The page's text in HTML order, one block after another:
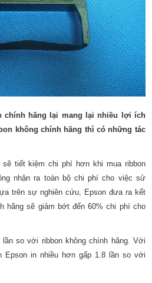
chính hãng lại mang lại nhiều lợi ích
không chính hãng thì có những tác
sẽ tiết kiệm chi phí hơn khi mua ribbon
nhận ra toàn bộ chi phí cho việc sử
trên sự nghiên cứu, Epson đưa ra kết
hãng sẽ giảm bớt đến 60% chi phí cho
so với ribbon không chính hãng. Với
Epson in nhiều hơn gấp 1.8 lần so với